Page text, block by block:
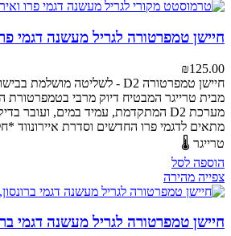
חיישן טמפרטורה לגריל מעשנה דגמי פרו
₪125.00
חיישן טמפרטורה D2 - לשליטה מושלמת בבישול!
מבית טרייגר המבטיח דיוק מרבי
מערכת D2 המתקדמת, עמיד במים, ועובר בדיקות קפדניות במפעל.
מתאים לדגמי פרו החדשים וסדרת איירונווד
טרייגר 🌡️
הוספה לסל
צפייה מהירה
חיישן טמפרטורה לגריל מעשנה דגמי ברונסון,